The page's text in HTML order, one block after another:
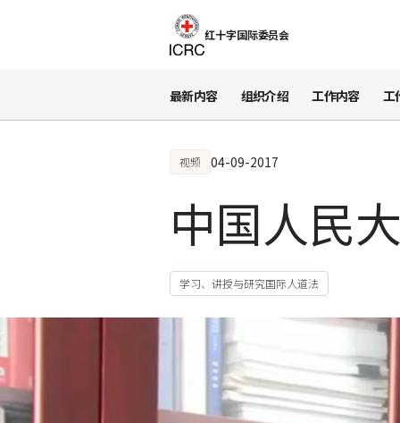
红十字国际委员会
最新内容 组织介绍 工作内容 工
视频 04-09-2017
中国人民
学习、讲授与研究国际人道法